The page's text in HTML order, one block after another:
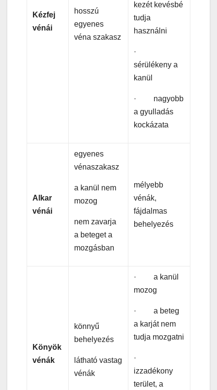
Kézfej
vénái
hosszú
egyenes
véna szakasz
kezét kevésbé
tudja
használni
·
sérülékeny a
kanül
· nagyobb
a gyulladás
kockázata
Alkar
vénái
egyenes
vénaszakasz
a kanül nem
mozog
nem zavarja
a beteget a
mozgásban
mélyebb
vénák,
fájdalmas
behelyezés
Könyök
vénák
könnyű
behelyezés
látható vastag
vénák
· a kanül
mozog
· a beteg
a karját nem
tudja mozgatni
·
izzadékony
terület, a